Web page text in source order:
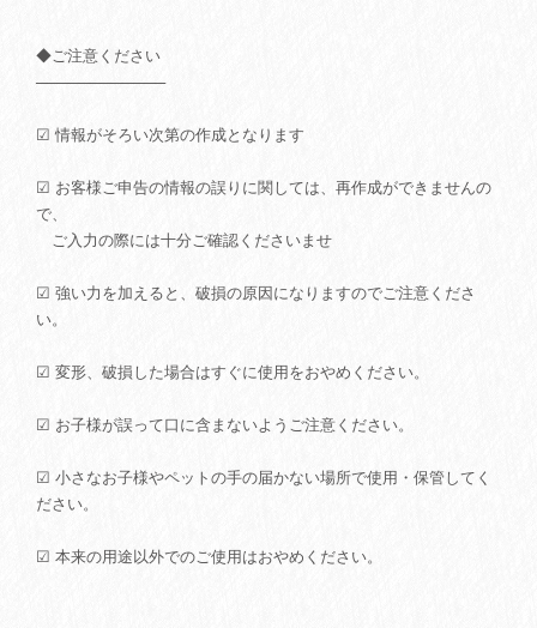
◆ご注意ください
────────────
☑ 情報がそろい次第の作成となります
☑ お客様ご申告の情報の誤りに関しては、再作成ができませんの
で、
ご入力の際には十分ご確認くださいませ
☑ 強い力を加えると、破損の原因になりますのでご注意くださ
い。
☑ 変形、破損した場合はすぐに使用をおやめください。
☑ お子様が誤って口に含まないようご注意ください。
☑ 小さなお子様やペットの手の届かない場所で使用・保管してく
ださい。
☑ 本来の用途以外でのご使用はおやめください。